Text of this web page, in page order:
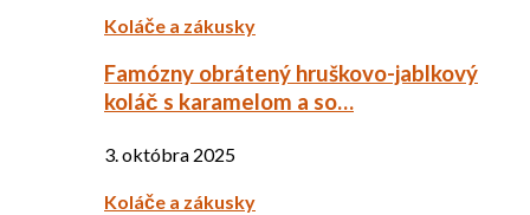
Koláče a zákusky
Famózny obrátený hruškovo-jablkový
koláč s karamelom a so…
3. októbra 2025
Koláče a zákusky